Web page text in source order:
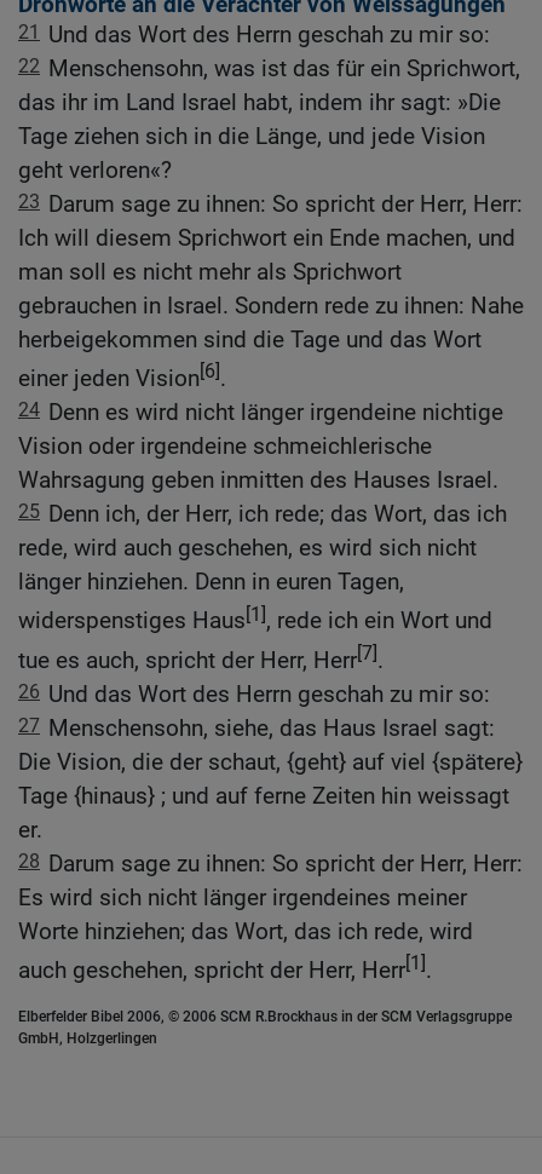
21 Und das Wort des Herrn geschah zu mir so:
22 Menschensohn, was ist das für ein Sprichwort,
das ihr im Land Israel habt, indem ihr sagt: »Die
Tage ziehen sich in die Länge, und jede Vision
geht verloren«?
23 Darum sage zu ihnen: So spricht der Herr, Herr:
Ich will diesem Sprichwort ein Ende machen, und
man soll es nicht mehr als Sprichwort
gebrauchen in Israel. Sondern rede zu ihnen: Nahe
herbeigekommen sind die Tage und das Wort
einer jeden Vision[6].
24 Denn es wird nicht länger irgendeine nichtige
Vision oder irgendeine schmeichlerische
Wahrsagung geben inmitten des Hauses Israel.
25 Denn ich, der Herr, ich rede; das Wort, das ich
rede, wird auch geschehen, es wird sich nicht
länger hinziehen. Denn in euren Tagen,
widerspenstiges Haus[1], rede ich ein Wort und
tue es auch, spricht der Herr, Herr[7].
26 Und das Wort des Herrn geschah zu mir so:
27 Menschensohn, siehe, das Haus Israel sagt:
Die Vision, die der schaut, {geht} auf viel {spätere}
Tage {hinaus} ; und auf ferne Zeiten hin weissagt
er.
28 Darum sage zu ihnen: So spricht der Herr, Herr:
Es wird sich nicht länger irgendeines meiner
Worte hinziehen; das Wort, das ich rede, wird
auch geschehen, spricht der Herr, Herr[1].
Elberfelder Bibel 2006, © 2006 SCM R.Brockhaus in der SCM Verlagsgruppe
GmbH, Holzgerlingen